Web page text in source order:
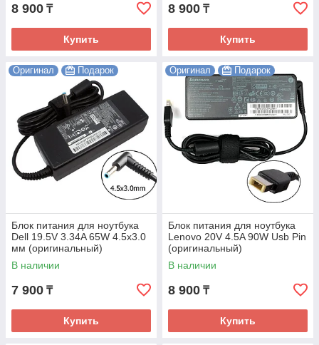
8 900 ₸
Купить
8 900 ₸
Купить
Оригинал Подарок
Блок питания для ноутбука
Dell 19.5V 3.34A 65W 4.5х3.0
мм (оригинальный)
В наличии
7 900 ₸
Купить
Оригинал Подарок
Блок питания для ноутбука
Lenovo 20V 4.5A 90W Usb Pin
(оригинальный)
В наличии
8 900 ₸
Купить